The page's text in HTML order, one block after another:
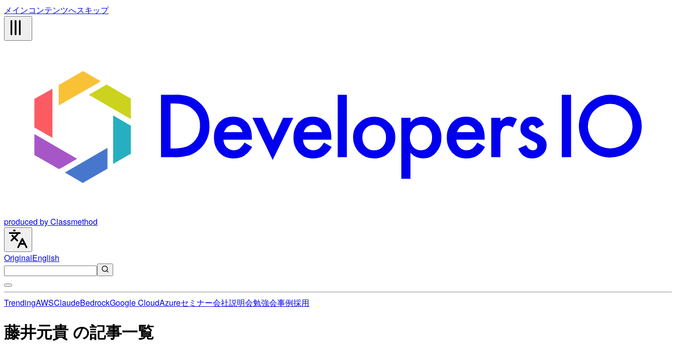
メインコンテンツへスキップ
produced by Classmethod
OriginalEnglish
TrendingAWSClaudeBedrockGoogle CloudAzureセミナー会社説明会勉強会事例採用
藤井元貴 の記事一覧